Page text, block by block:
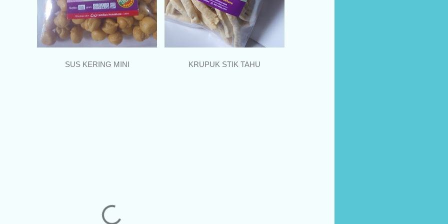
SUS KERING MINI KRUPUK STIK TAHU